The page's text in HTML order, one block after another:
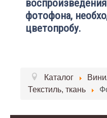
фотофона,
цветопробу.
Каталог
Текстиль, ткань